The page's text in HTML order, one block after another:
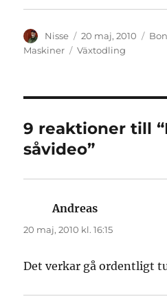
Författare
Nisse
Publicerat
den
20 maj, 2010
Maskiner
Etiketter
Växtodling
9 reaktioner till
såvideo”
Andreas
20 maj, 2010 kl. 16:15
Det verkar gå ordentligt